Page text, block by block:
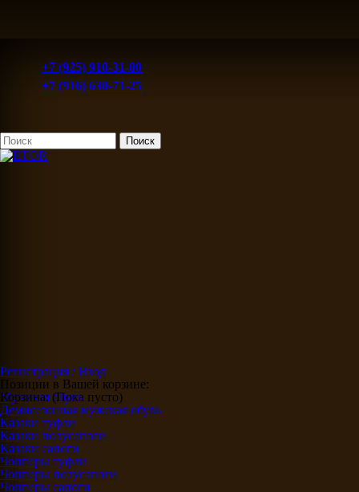
+7 (925) 910-31-00
+7 (916) 630-71-25
Регистрация / Вход
Позиции в Вашей корзине:
Корзина: (Пока пусто)
Мужская обувь
Демисезонная мужская обувь
Казаки туфли
Казаки полусапоги
Казаки сапоги
Чопперы туфли
Чопперы полусапоги
Чопперы сапоги